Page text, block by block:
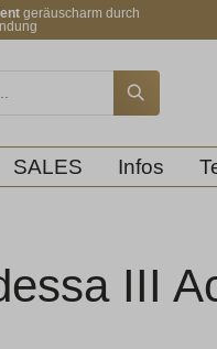
geräuscharm durch
SALES Infos
III